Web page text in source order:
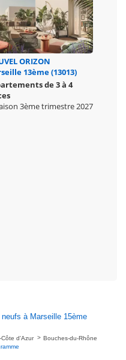
ORIZON
13ème (13013)
de 3 à 4
3ème trimestre 2027
à Marseille 15ème
d'Azur
Bouches-du-Rhône